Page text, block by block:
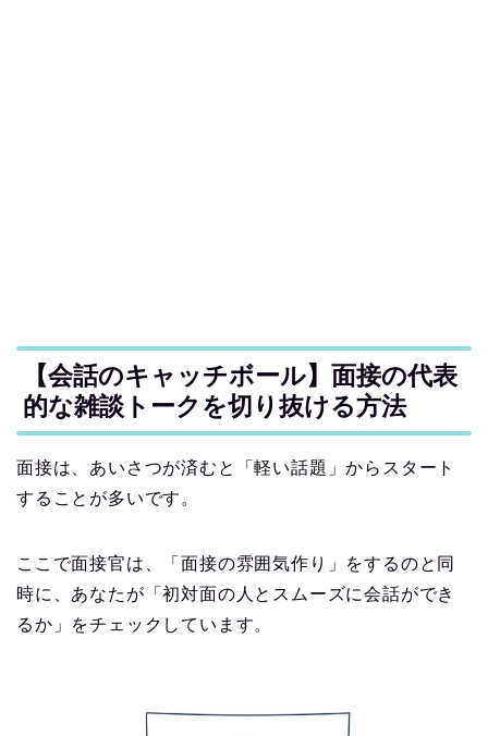
【会話のキャッチボール】面接の代表
的な雑談トークを切り抜ける方法
面接は、あいさつが済むと「軽い話題」からスタート
することが多いです。
ここで面接官は、「面接の雰囲気作り」をするのと同
時に、あなたが「初対面の人とスムーズに会話ができ
るか」をチェックしています。